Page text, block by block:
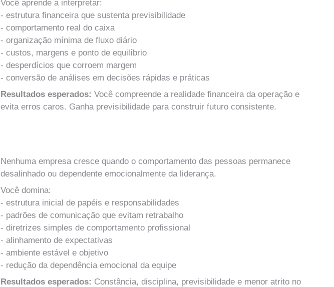
Você aprende a interpretar:
- estrutura financeira que sustenta previsibilidade
- comportamento real do caixa
- organização mínima de fluxo diário
- custos, margens e ponto de equilíbrio
- desperdícios que corroem margem
- conversão de análises em decisões rápidas e práticas
Resultados esperados: Você compreende a realidade financeira da operação e
evita erros caros. Ganha previsibilidade para construir futuro consistente.
Nenhuma empresa cresce quando o comportamento das pessoas permanece
desalinhado ou dependente emocionalmente da liderança.
Você domina:
- estrutura inicial de papéis e responsabilidades
- padrões de comunicação que evitam retrabalho
- diretrizes simples de comportamento profissional
- alinhamento de expectativas
- ambiente estável e objetivo
- redução da dependência emocional da equipe
Resultados esperados: Constância, disciplina, previsibilidade e menor atrito no